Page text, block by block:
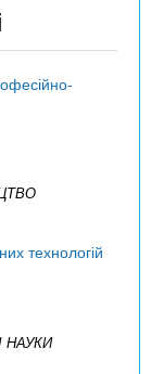
технологій
НАУКИ